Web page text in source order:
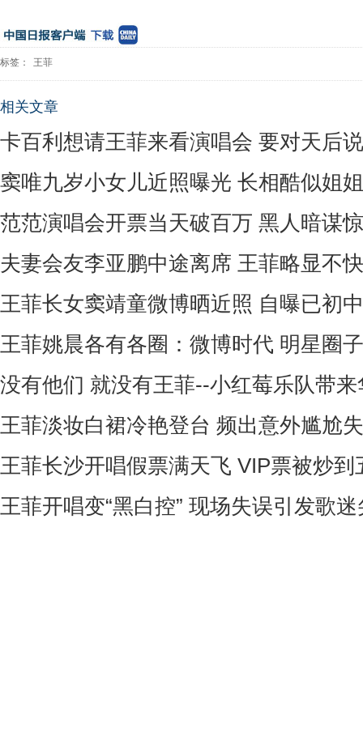
标签： 王菲
相关文章
卡百利想请王菲来看演唱会 要对天后
窦唯九岁小女儿近照曝光 长相酷似姐
范范演唱会开票当天破百万 黑人暗谋
夫妻会友李亚鹏中途离席 王菲略显不快
王菲长女窦靖童微博晒近照 自曝已初
王菲姚晨各有各圈：微博时代 明星圈
没有他们 就没有王菲--小红莓乐队带来
王菲淡妆白裙冷艳登台 频出意外尴尬
王菲长沙开唱假票满天飞 VIP票被炒到
王菲开唱变“黑白控” 现场失误引发歌